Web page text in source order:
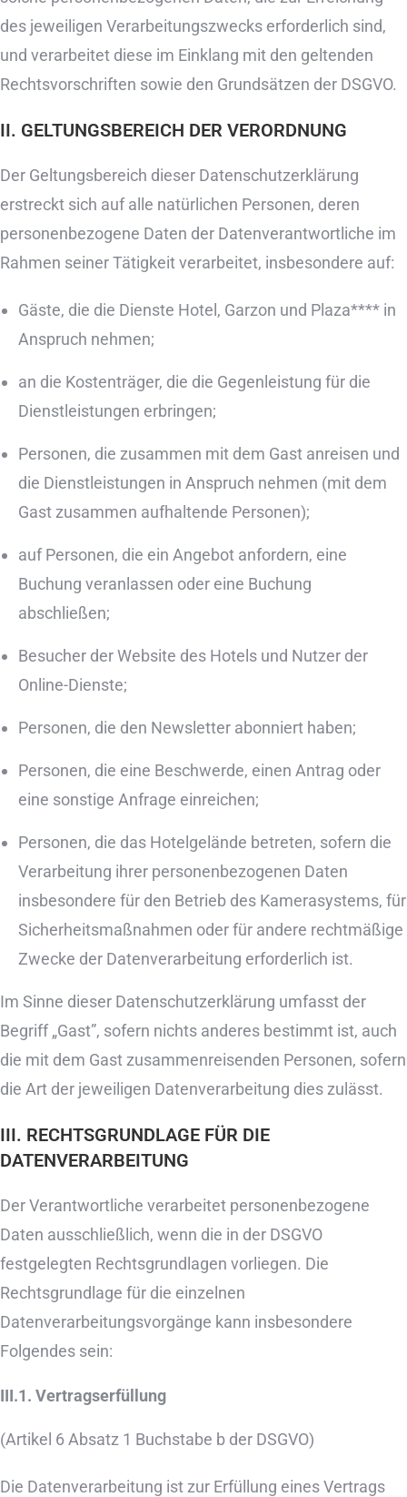
des jeweiligen Verarbeitungszwecks erforderlich sind,
und verarbeitet diese im Einklang mit den geltenden
Rechtsvorschriften sowie den Grundsätzen der DSGVO.
II. GELTUNGSBEREICH DER VERORDNUNG
Der Geltungsbereich dieser Datenschutzerklärung
erstreckt sich auf alle natürlichen Personen, deren
personenbezogene Daten der Datenverantwortliche im
Rahmen seiner Tätigkeit verarbeitet, insbesondere auf:
Gäste, die die Dienste Hotel, Garzon und Plaza**** in
Anspruch nehmen;
an die Kostenträger, die die Gegenleistung für die
Dienstleistungen erbringen;
Personen, die zusammen mit dem Gast anreisen und
die Dienstleistungen in Anspruch nehmen (mit dem
Gast zusammen aufhaltende Personen);
auf Personen, die ein Angebot anfordern, eine
Buchung veranlassen oder eine Buchung
abschließen;
Besucher der Website des Hotels und Nutzer der
Online-Dienste;
Personen, die den Newsletter abonniert haben;
Personen, die eine Beschwerde, einen Antrag oder
eine sonstige Anfrage einreichen;
Personen, die das Hotelgelände betreten, sofern die
Verarbeitung ihrer personenbezogenen Daten
insbesondere für den Betrieb des Kamerasystems, für
Sicherheitsmaßnahmen oder für andere rechtmäßige
Zwecke der Datenverarbeitung erforderlich ist.
Im Sinne dieser Datenschutzerklärung umfasst der
Begriff „Gast”, sofern nichts anderes bestimmt ist, auch
die mit dem Gast zusammenreisenden Personen, sofern
die Art der jeweiligen Datenverarbeitung dies zulässt.
III. RECHTSGRUNDLAGE FÜR DIE
DATENVERARBEITUNG
Der Verantwortliche verarbeitet personenbezogene
Daten ausschließlich, wenn die in der DSGVO
festgelegten Rechtsgrundlagen vorliegen. Die
Rechtsgrundlage für die einzelnen
Datenverarbeitungsvorgänge kann insbesondere
Folgendes sein:
III.1. Vertragserfüllung
(Artikel 6 Absatz 1 Buchstabe b der DSGVO)
Die Datenverarbeitung ist zur Erfüllung eines Vertrags